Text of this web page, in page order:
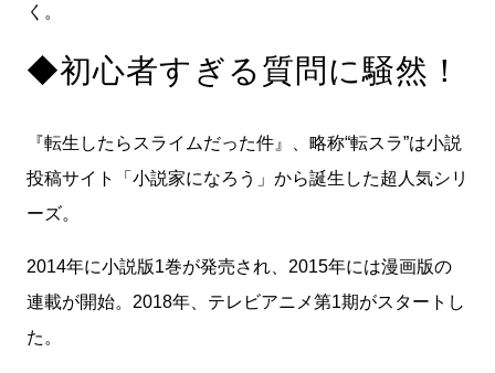
く。
◆初心者すぎる質問に騒然！
『転生したらスライムだった件』、略称“転スラ”は小説
投稿サイト「小説家になろう」から誕生した超人気シリ
ーズ。
2014年に小説版1巻が発売され、2015年には漫画版の
連載が開始。2018年、テレビアニメ第1期がスタートし
た。